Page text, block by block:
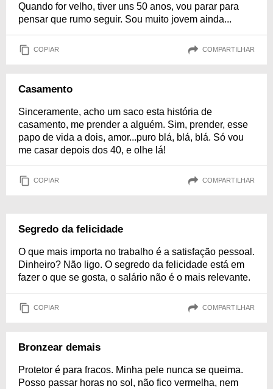
Quando for velho, tiver uns 50 anos, vou parar para
pensar que rumo seguir. Sou muito jovem ainda...
COPIAR COMPARTILHAR
Casamento
Sinceramente, acho um saco esta história de
casamento, me prender a alguém. Sim, prender, esse
papo de vida a dois, amor...puro blá, blá, blá. Só vou
me casar depois dos 40, e olhe lá!
COPIAR COMPARTILHAR
Segredo da felicidade
O que mais importa no trabalho é a satisfação pessoal.
Dinheiro? Não ligo. O segredo da felicidade está em
fazer o que se gosta, o salário não é o mais relevante.
COPIAR COMPARTILHAR
Bronzear demais
Protetor é para fracos. Minha pele nunca se queima.
Posso passar horas no sol, não fico vermelha, nem